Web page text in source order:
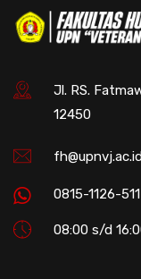
Jl. RS.
12450
0815-1126-
08:00 s/d